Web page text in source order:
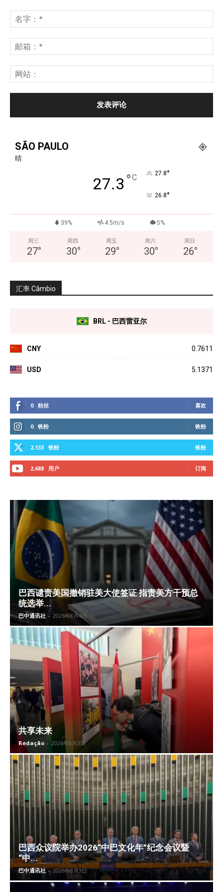
SÃO PAULO
晴
27.3 °C 27.8°
26.8°
39% 4.5m/s 5%
周三
27°
周四
30°
周五
29°
周六
30°
周日
26°
汇率 Câmbio
BRL - 巴西雷亚尔
CNY 0.7611
USD 5.1371
0 粉丝 喜欢
0 铁粉 铁粉
2,133 铁粉 铁粉
2,688 用户 订阅
巴西谴责美国撤销驻美大使签证 指责美方干预总
统选举...
巴中通讯社 - 2026年8月4日
共享未来
Redação - 2026年8月3日
巴西众议院举办2026“中巴文化年”纪念会议暨
“中...
巴中通讯社 - 2026年8月3日